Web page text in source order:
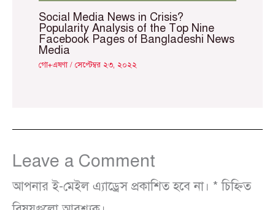
Social Media News in Crisis?
Popularity Analysis of the Top Nine
Facebook Pages of Bangladeshi News
Media
গো+এষণা/সেপ্টেম্বর ২৩, ২০২২
Leave a Comment
আপনার ই-মেইল এ্যাড্রেস প্রকাশিত হবে না। * চিহ্নিত